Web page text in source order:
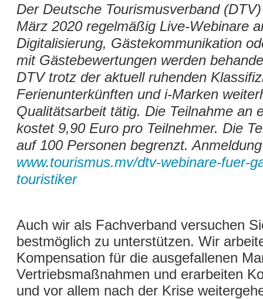
Der Deutsche Tourismusverband
März 2020 regelmäßig Live-Webinare
Digitalisierung, Gästekommunikation
mit Gästebewertungen werden
DTV trotz der aktuell ruhenden
Ferienunterkünften und i-Marken
Qualitätsarbeit tätig. Die Teilnahme an
kostet 9,90 Euro pro Teilnehmer. Die
auf 100 Personen begrenzt.
www.tourismus.mv/dtv-webinare-fuer-
touristiker
Auch wir als Fachverband versuchen
bestmöglich zu unterstützen. Wir
Kompensation für die ausgefallenen
Vertriebsmaßnahmen und erarbeiten
und vor allem nach der Krise